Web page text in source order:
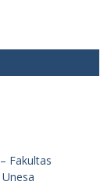
Fakultas